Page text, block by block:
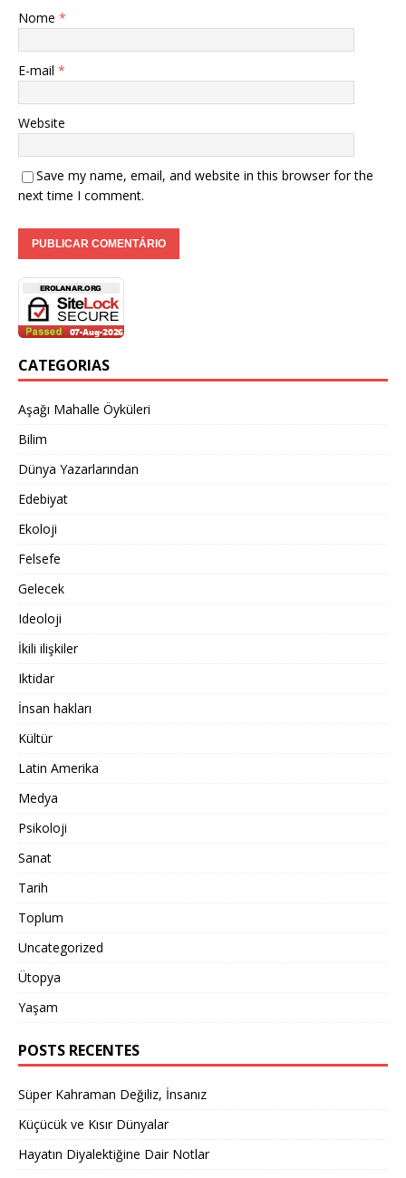
Nome *
E-mail *
Website
Save my name, email, and website in this browser for the
next time I comment.
CATEGORIAS
Aşağı Mahalle Öyküleri
Bilim
Dünya Yazarlarından
Edebiyat
Ekoloji
Felsefe
Gelecek
Ideoloji
İkili ilişkiler
Iktidar
İnsan hakları
Kültür
Latin Amerika
Medya
Psikoloji
Sanat
Tarih
Toplum
Uncategorized
Ütopya
Yaşam
POSTS RECENTES
Süper Kahraman Değiliz, İnsanız
Küçücük ve Kısır Dünyalar
Hayatın Diyalektiğine Dair Notlar